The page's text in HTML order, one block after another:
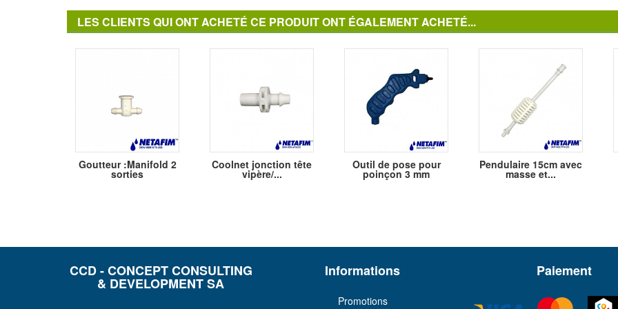
LES CLIENTS QUI ONT ACHETÉ CE PRODUIT ONT ÉGALEMENT ACHETÉ...
Goutteur :Manifold 2
sorties
Coolnet jonction tête
vipère/...
Outil de pose pour
poinçon 3 mm
Pendulaire 15cm avec
masse et...
CCD - CONCEPT CONSULTING
& DEVELOPMENT SA
Informations
Promotions
Paiement